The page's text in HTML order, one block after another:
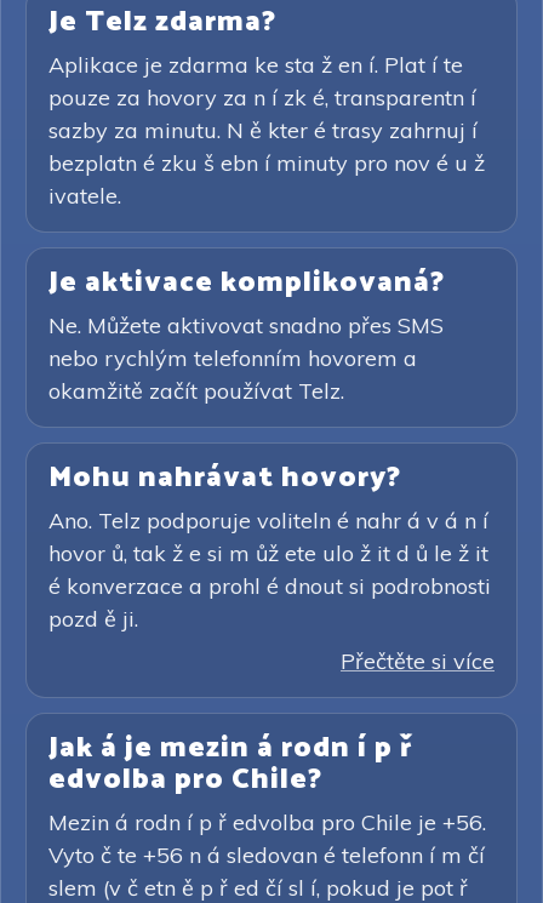
Je Telz zdarma?
Aplikace je zdarma ke sta ž en í. Plat í te
pouze za hovory za n í zk é, transparentn í
sazby za minutu. N ě kter é trasy zahrnuj í
bezplatn é zku š ebn í minuty pro nov é u ž
ivatele.
Je aktivace komplikovaná?
Ne. Můžete aktivovat snadno přes SMS
nebo rychlým telefonním hovorem a
okamžitě začít používat Telz.
Mohu nahrávat hovory?
Ano. Telz podporuje voliteln é nahr á v á n í
hovor ů, tak ž e si m ůž ete ulo ž it d ů le ž it
é konverzace a prohl é dnout si podrobnosti
pozd ě ji.
Přečtěte si více
Jak á je mezin á rodn í p ř
edvolba pro Chile?
Mezin á rodn í p ř edvolba pro Chile je +56.
Vyto č te +56 n á sledovan é telefonn í m čí
slem (v č etn ě p ř ed čí sl í, pokud je pot ř